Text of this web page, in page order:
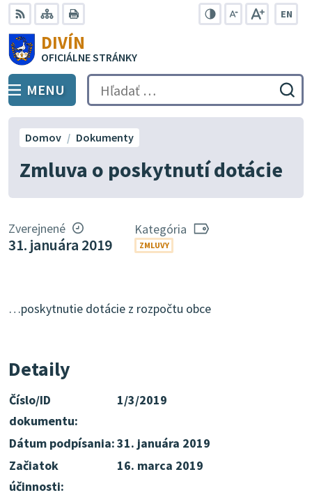
Preskočiť
na
obsah
RSS Mapa
EN
DIVÍN
OFICIÁLNE STRÁNKY
PREPNÚŤ
MENU Hľadať:
Zmluva o poskytnutí dotácie
Domov Dokumenty
Zverejnené
31. januára 2019
Kategória
ZMLUVY
…poskytnutie dotácie z rozpočtu obce
Detaily
Číslo/ID
dokumentu:
1/3/2019
Dátum podpísania:31. januára 2019
Začiatok
účinnosti:
16. marca 2019